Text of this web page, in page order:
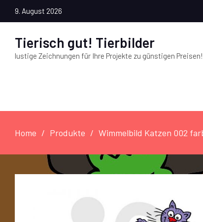
9. August 2026
Tierisch gut! Tierbilder
lustige Zeichnungen für Ihre Projekte zu günstigen Preisen!
Home Produkte Wimmelbild Katzen 002